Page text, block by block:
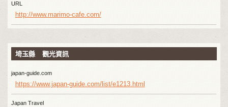
URL
http://www.marimo-cafe.com/
埼玉縣 觀光資訊
japan-guide.com
https://www.japan-guide.com/list/e1213.html
Japan Travel